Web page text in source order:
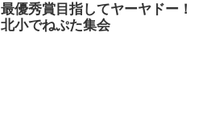
最優秀賞目指してヤーヤドー！
北小でねぷた集会